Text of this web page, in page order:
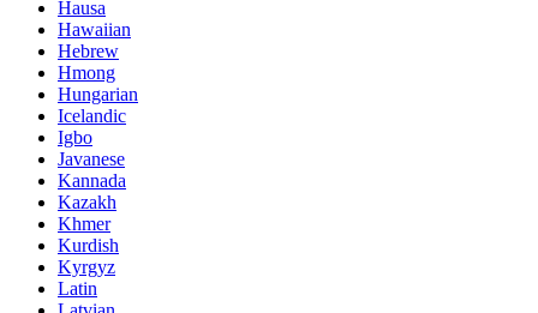
Hausa
Hawaiian
Hebrew
Hmong
Hungarian
Icelandic
Igbo
Javanese
Kannada
Kazakh
Khmer
Kurdish
Kyrgyz
Latin